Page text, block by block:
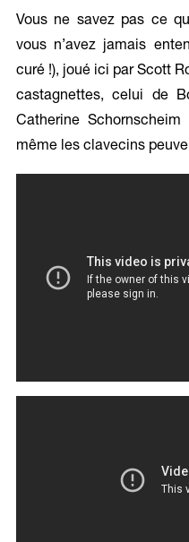
Vous ne savez pas ce
vous n’avez jamais
curé !), joué ici par Scott
castagnettes, celui de
Catherine
même les clavecins